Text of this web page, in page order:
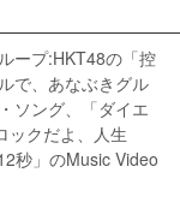
ープ:HKT48の「控
で、あなぶきグル
ソング、「ダイエ
ックだよ、人生
秒」のMusic Video